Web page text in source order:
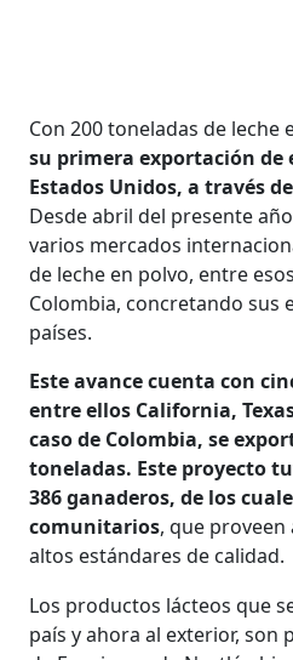
Con 200 toneladas de leche
su primera exportación de
Estados Unidos, a través
Desde abril del presente
varios mercados
de leche en polvo, entre
Colombia, concretando sus
países.
Este avance cuenta con
entre ellos California,
caso de Colombia, se
toneladas. Este proyecto
386 ganaderos, de los
comunitarios, que proveen
altos estándares de calidad.
Los productos lácteos que
país y ahora al exterior, son